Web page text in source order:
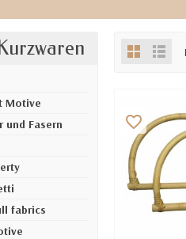
Motive
und Fasern
fabrics
favorite_border